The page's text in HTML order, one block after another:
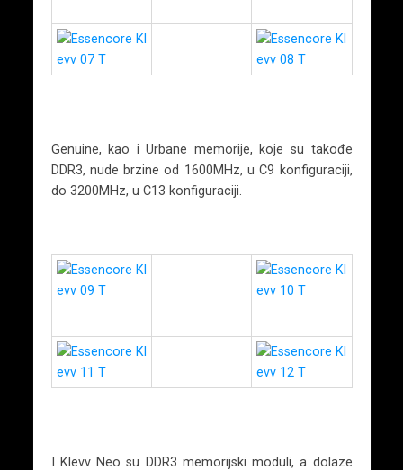
Genuine, kao i Urbane memorije, koje su takođe
DDR3, nude brzine od 1600MHz, u C9 konfiguraciji,
do 3200MHz, u C13 konfiguraciji.
I Klevv Neo su DDR3 memorijski moduli, a dolaze